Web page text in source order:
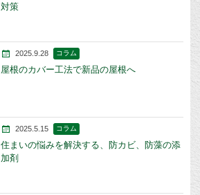
対策
2025.9.28 コラム
屋根のカバー工法で新品の屋根へ
2025.5.15 コラム
住まいの悩みを解決する、防カビ、防藻の添
加剤